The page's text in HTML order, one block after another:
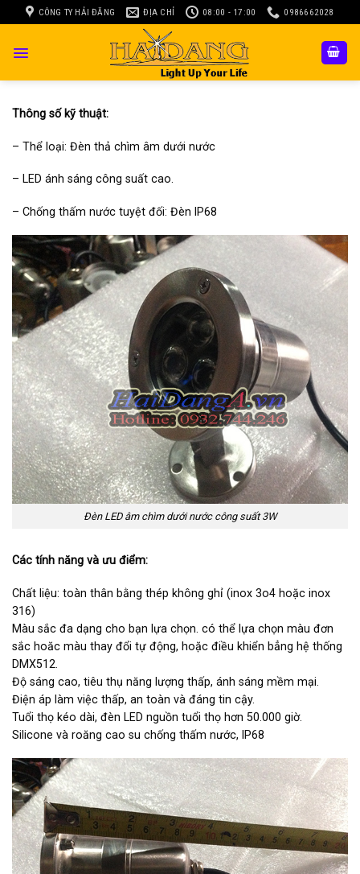
to
CÔNG TY HẢI ĐĂNG ĐỊA CHỈ 08:00 - 17:00 0986662028
Thông số kỹ thuật:
– Thể loại: Đèn thả chìm âm dưới nước
– LED ánh sáng công suất cao.
– Chống thấm nước tuyệt đối: Đèn IP68
Đèn LED âm chìm dưới nước công suất 3W
Các tính năng và ưu điểm:
Chất liệu: toàn thân bằng thép không ghỉ (inox 3o4 hoặc inox
316)
Màu sắc đa dạng cho bạn lựa chọn. có thể lựa chọn màu đơn
sắc hoăc màu thay đổi tự động, hoặc điều khiển bẳng hệ thống
DMX512.
Độ sáng cao, tiêu thụ năng lượng thấp, ánh sáng mềm mại.
Điện áp làm việc thấp, an toàn và đáng tin cậy.
Tuổi thọ kéo dài, đèn LED nguồn tuổi thọ hơn 50.000 giờ.
Silicone và roăng cao su chống thấm nước, IP68